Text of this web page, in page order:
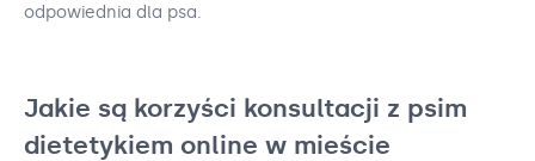
odpowiednia dla psa.
Jakie są korzyści konsultacji z psim
dietetykiem online w mieście